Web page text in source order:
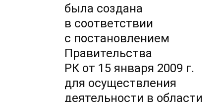
была создана
в соответствии
с постановлением
Правительства
РК от 15 января 2009 г.
для осуществления
деятельности в области